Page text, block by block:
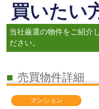
買いたい
当社厳選の物件をご紹介
ださい。
■ 売買物件詳細
マンション